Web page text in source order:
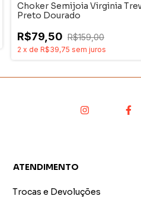
Choker Semijoia Virginia
Preto Dourado
R$79,50 R$159,00
2 x de R$39,75 sem juros
ATENDIMENTO
Trocas e Devoluções